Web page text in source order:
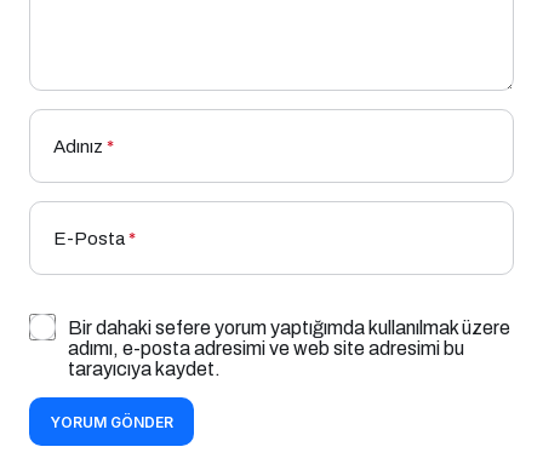
Adınız *
E-Posta*
Bir dahaki sefere yorum yaptığımda kullanılmak üzere
adımı, e-posta adresimi ve web site adresimi bu
tarayıcıya kaydet.
YORUM GÖNDER